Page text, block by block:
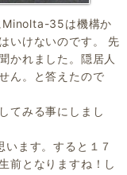
Minolta-35は機構か
いけないのです。 先
かれました。隠居人
ん。と答えたので
てみる事にしまし
います。すると１７
前となりますね！し